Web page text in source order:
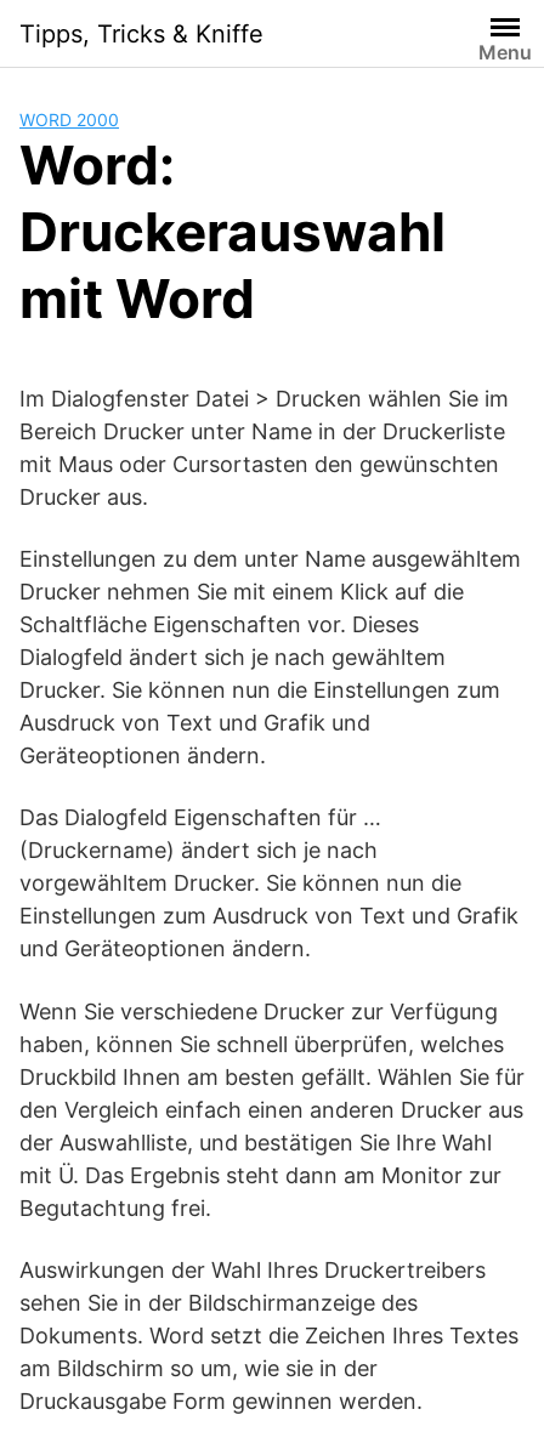
content
Tipps, Tricks & Kniffe
Menu
WORD 2000
Word:
Druckerauswahl
mit Word
Im Dialogfenster Datei > Drucken wählen Sie im
Bereich Drucker unter Name in der Druckerliste
mit Maus oder Cursortasten den gewünschten
Drucker aus.
Einstellungen zu dem unter Name ausgewähltem
Drucker nehmen Sie mit einem Klick auf die
Schaltfläche Eigenschaften vor. Dieses
Dialogfeld ändert sich je nach gewähltem
Drucker. Sie können nun die Einstellungen zum
Ausdruck von Text und Grafik und
Geräteoptionen ändern.
Das Dialogfeld Eigenschaften für …
(Druckername) ändert sich je nach
vorgewähltem Drucker. Sie können nun die
Einstellungen zum Ausdruck von Text und Grafik
und Geräteoptionen ändern.
Wenn Sie verschiedene Drucker zur Verfügung
haben, können Sie schnell überprüfen, welches
Druckbild Ihnen am besten gefällt. Wählen Sie für
den Vergleich einfach einen anderen Drucker aus
der Auswahlliste, und bestätigen Sie Ihre Wahl
mit Ü. Das Ergebnis steht dann am Monitor zur
Begutachtung frei.
Auswirkungen der Wahl Ihres Druckertreibers
sehen Sie in der Bildschirmanzeige des
Dokuments. Word setzt die Zeichen Ihres Textes
am Bildschirm so um, wie sie in der
Druckausgabe Form gewinnen werden.